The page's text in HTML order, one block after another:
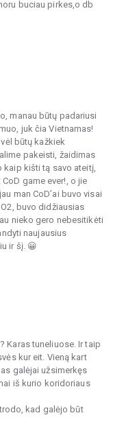
buciau pirkes,o db
manau būtų padariusi
juk čia Vietnamas!
būtų kažkiek
pakeisti, žaidimas
kaip kišti tą savo ateitį,
game ever!, o jie
man CoD’ai buvo visai
buvo didžiausias
nieko gero nebesitikėti
naujausius
ir šį. 😀
Karas tuneliuose. Ir taip
kur eit. Vieną kart
galėjai užsimerkęs
iš kurio koridoriaus
kad galėjo būt